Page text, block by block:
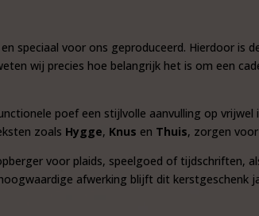
speciaal voor ons geproduceerd. Hierdoor is
wij precies hoe belangrijk het is om een
poef een stijlvolle aanvulling op
zoals Hygge, Knus en Thuis, zorgen
voor plaids, speelgoed of tijdschriften,
afwerking blijft dit kerstgeschenk